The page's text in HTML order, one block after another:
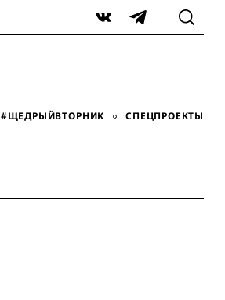
VK Telegram
#ЩЕДРЫЙВТОРНИК СПЕЦПРОЕКТЫ